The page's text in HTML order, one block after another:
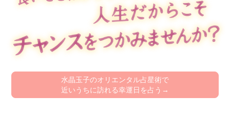
水晶玉子のオリエンタル占星術で
近いうちに訪れる幸運日を占う→